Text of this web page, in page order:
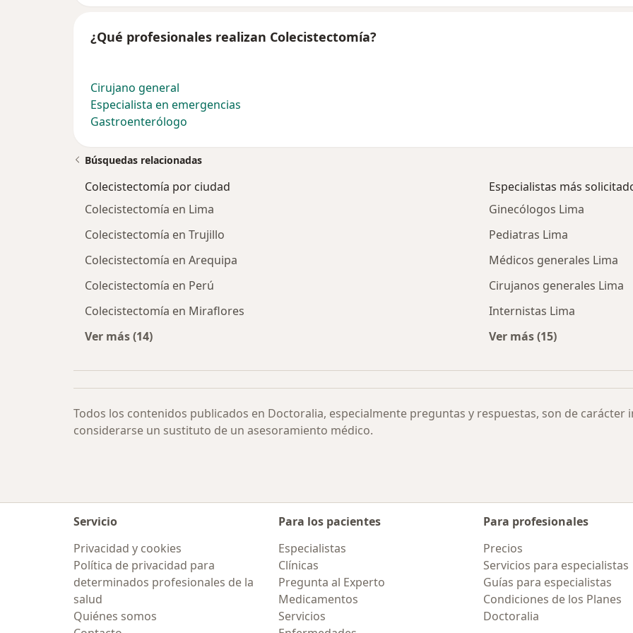
¿Qué profesionales realizan Colecistectomía?
Cirujano general
Especialista en emergencias
Gastroenterólogo
Búsquedas relacionadas
Colecistectomía por ciudad
Colecistectomía en Lima
Colecistectomía en Trujillo
Colecistectomía en Arequipa
Colecistectomía en Perú
Colecistectomía en Miraflores
Ver más (14)
Especialistas más
Ginecólogos Lima
Pediatras Lima
Médicos generales Lima
Cirujanos generales Lima
Internistas Lima
Ver más (15)
Todos los contenidos publicados en Doctoralia, especialmente preguntas y respuestas, son de
considerarse un sustituto de un asesoramiento médico.
Servicio
Privacidad y cookies
Política de privacidad para
determinados profesionales de la
salud
Quiénes somos
Para los pacientes
Especialistas
Clínicas
Pregunta al Experto
Medicamentos
Servicios
Para profesionales
Precios
Servicios para especialistas
Guías para especialistas
Condiciones de los Planes
Doctoralia